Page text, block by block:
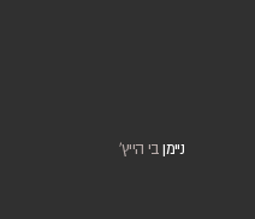
' ניימן בי הייץ